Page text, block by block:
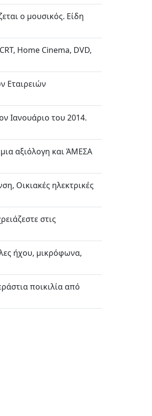
ο μουσικός. Είδη
Home Cinema, DVD,
Εταιρειών
Ιανουάριο του 2014.
αξιόλογη και ΆΜΕΣΑ
Οικιακές ηλεκτρικές
στις
ήχου, μικρόφωνα,
ποικιλία από